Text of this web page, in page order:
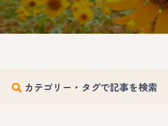
カテゴリー・タグで記事を検索